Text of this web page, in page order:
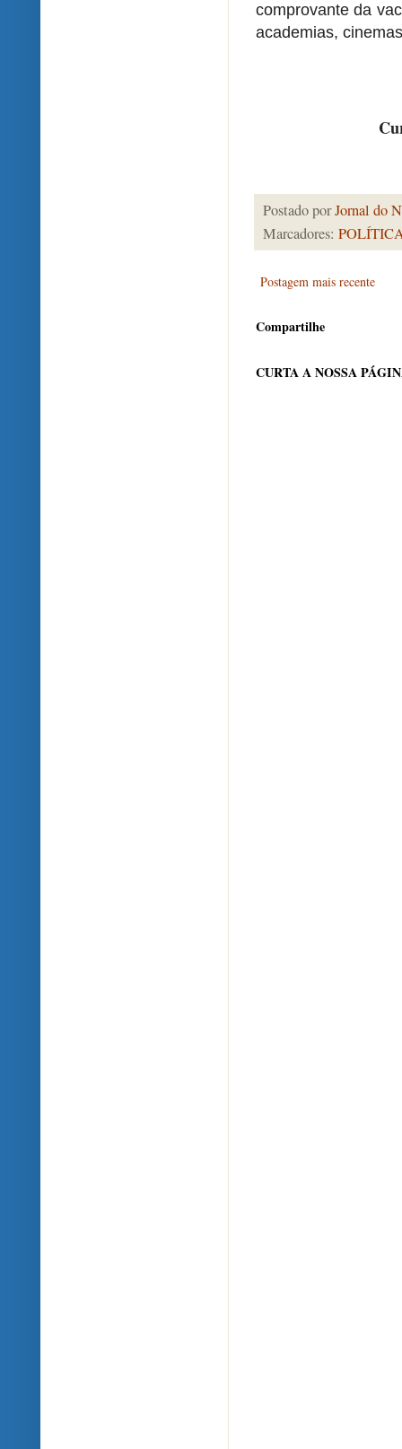
comprovante da
academias,
Postado porJornal do
Marcadores:
Postagem mais recente
Compartilhe
CURTA A NOSSA